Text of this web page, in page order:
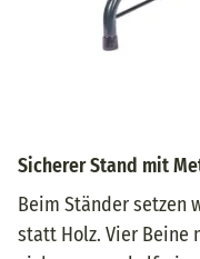
Sicherer Stand mit
Beim Ständer setzen
statt Holz. Vier Beine